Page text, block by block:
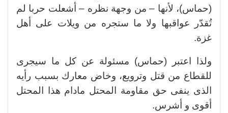
(حماس)، لأنها – من وجهة نظره – أشعلت حربا لم
تُقدّر عواقبها ولا ما ستجره من ويلات على أهل
غزة.
ولذا اعتبر (حماس) مسئولة عن كل ما سيجرى
للقطاع من قتل وترويع، وخاض معارك بسبب رأيه
الذى ينفى حق مقاومة المحتل مادام هذا المحتل
أقوى و أشرس.